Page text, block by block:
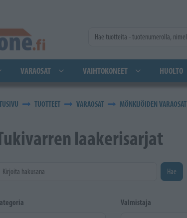
VARAOSAT VAIHTOKONEET HUOLTO
TUOTTEET VARAOSAT MÖNKIJÖIDEN VARAOSAT
laakerisarjat
Kirjoita hakusana Hae
Valmistaja